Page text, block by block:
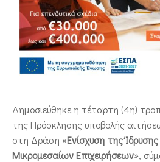
Δημοσιεύθηκε η τέταρτη (4η)
της Πρόσκλησης υποβολής
στη Δράση «Ενίσχυση της
Μικρομεσαίων Επιχειρήσεων»,